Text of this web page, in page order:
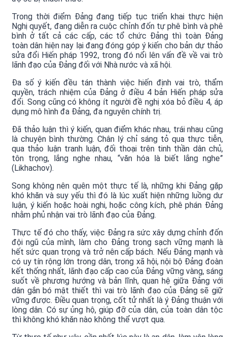
Trong thời điểm Đảng đang tiếp tục triển khai thực hiện
Nghị quyết, đang diễn ra cuộc chỉnh đốn tự phê bình và phê
bình ở tất cả các cấp, các tổ chức Đảng thì toàn Đảng
toàn dân hiện nay lại đang đóng góp ý kiến cho bản dự thảo
sửa đổi Hiến pháp 1992, trong đó nổi lên vấn đề về vai trò
lãnh đạo của Đảng đối với Nhà nước và xã hội.
Đa số ý kiến đều tán thành việc hiến định vai trò, thẩm
quyền, trách nhiệm của Đảng ở điều 4 bản Hiến pháp sửa
đổi. Song cũng có không ít người đề nghị xóa bỏ điều 4, áp
dụng mô hình đa Đảng, đa nguyên chính trị.
Đã thảo luận thì ý kiến, quan điểm khác nhau, trái nhau cũng
là chuyện bình thường. Chân lý chỉ sáng tỏ qua thực tiễn,
qua thảo luận tranh luận, đối thoại trên tinh thần dân chủ,
tôn trọng, lắng nghe nhau, “văn hóa là biết lắng nghe”
(Likhachov).
Song không nên quên một thực tế là, những khi Đảng gặp
khó khăn và suy yếu thì đó là lúc xuất hiện những luồng dư
luận, ý kiến hoặc hoài nghi, hoặc công kích, phê phán Đảng
nhằm phủ nhận vai trò lãnh đạo của Đảng.
Thực tế đó cho thấy, việc Đảng ra sức xây dựng chỉnh đốn
đội ngũ của mình, làm cho Đảng trong sạch vững mạnh là
hết sức quan trọng và trở nên cấp bách. Nếu Đảng mạnh và
có uy tín rộng lớn trong dân, trong xã hội, nội bộ Đảng đoàn
kết thống nhất, lãnh đạo cấp cao của Đảng vững vàng, sáng
suốt về phương hướng và bản lĩnh, quan hệ giữa Đảng với
dân gắn bó mật thiết thì vai trò lãnh đạo của Đảng sẽ giữ
vững được. Điều quan trọng, cốt tử nhất là ý Đảng thuận với
lòng dân. Có sự ủng hộ, giúp đỡ của dân, của toàn dân tộc
thì không khó khăn nào không thể vượt qua.